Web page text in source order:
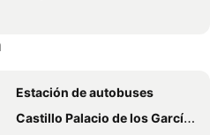
Estación de autobuses
Castillo Palacio de los García Bejarano